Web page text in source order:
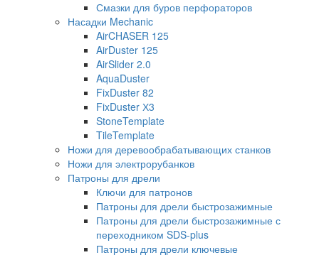
Смазки для буров перфораторов
Насадки Mechanic
AirCHASER 125
AirDuster 125
AirSlider 2.0
AquaDuster
FixDuster 82
FixDuster Х3
StoneTemplate
TileTemplate
Ножи для деревообрабатывающих станков
Ножи для электрорубанков
Патроны для дрели
Ключи для патронов
Патроны для дрели быстрозажимные
Патроны для дрели быстрозажимные с
переходником SDS-plus
Патроны для дрели ключевые